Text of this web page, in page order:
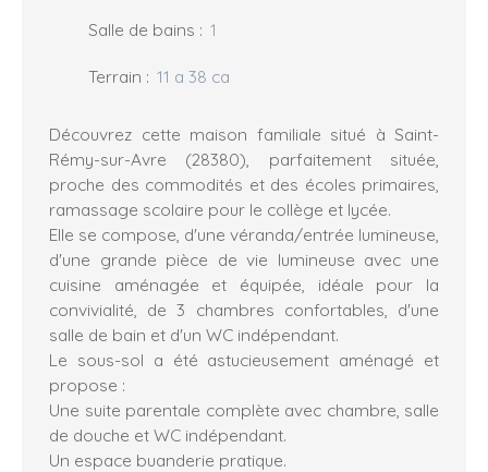
Salle de bains : 1
Terrain : 11 a 38 ca
Découvrez cette maison familiale situé à Saint-
Rémy-sur-Avre (28380), parfaitement située,
proche des commodités et des écoles primaires,
ramassage scolaire pour le collège et lycée.
Elle se compose, d'une véranda/entrée lumineuse,
d'une grande pièce de vie lumineuse avec une
cuisine aménagée et équipée, idéale pour la
convivialité, de 3 chambres confortables, d'une
salle de bain et d'un WC indépendant.
Le sous-sol a été astucieusement aménagé et
propose :
Une suite parentale complète avec chambre, salle
de douche et WC indépendant.
Un espace buanderie pratique.